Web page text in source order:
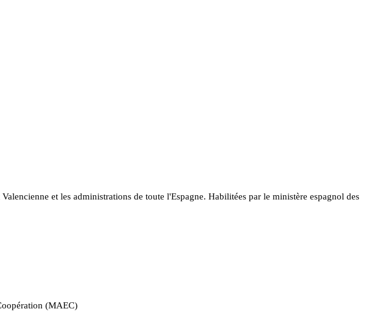
et les administrations de toute l'Espagne. Habilitées par le ministère espagnol des
(MAEC)